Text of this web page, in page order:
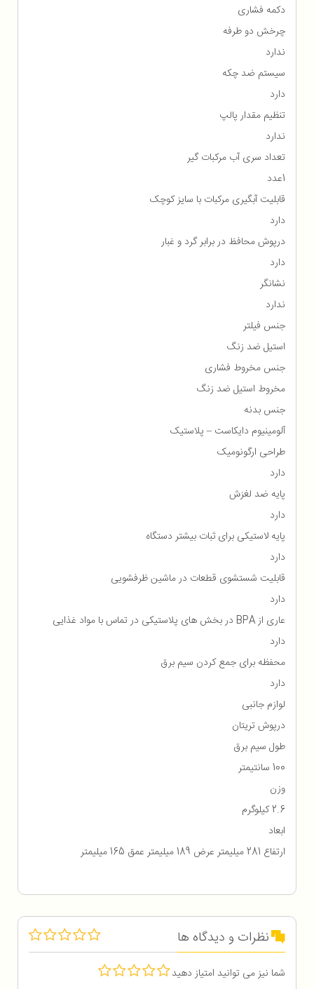
دکمه فشاری
چرخش دو طرفه
ندارد
سیستم ضد چکه
دارد
تنظیم مقدار پالپ
ندارد
تعداد سری آب مرکبات گیر
1عدد
قابلیت آبگیری مرکبات با سایز کوچک
دارد
درپوش محافظ در برابر گرد و غبار
دارد
نشانگر
ندارد
جنس فیلتر
استيل ضد زنگ
جنس مخروط فشاری
مخروط استیل ضد زنگ
جنس بدنه
آلومینیوم دایکاست – پلاستیک
طراحی ارگونومیک
دارد
پایه ضد لغزش
دارد
پایه لاستیکی برای ثبات بیشتر دستگاه
دارد
قابلیت شستشوی قطعات در ماشین ظرفشویی
دارد
عاری از BPA در بخش های پلاستیکی در تماس با مواد غذایی
دارد
محفظه برای جمع كردن سیم برق
دارد
لوازم جانبی
درپوش تریتان
طول سیم برق
100 سانتیمتر
وزن
2.6 کیلوگرم
ابعاد
ارتفاع 281 میلیمتر عرض 189 میلیمتر عمق 165 میلیمتر
نظرات و دیدگاه ها
شما نیز می توانید امتیاز دهید